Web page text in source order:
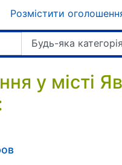
Розмістити
Будь-яка категорія
у місті